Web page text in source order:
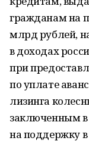
гражданам на
млрд рублей,
в доходах
при
по уплате
лизинга
заключенным в
на поддержку